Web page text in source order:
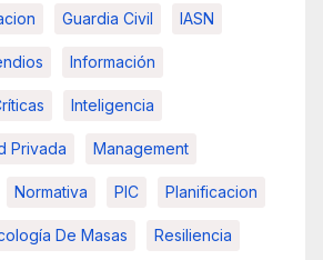
Guardia Civil IASN
Información
Inteligencia
Privada Management
Normativa PIC Planificacion
De Masas Resiliencia